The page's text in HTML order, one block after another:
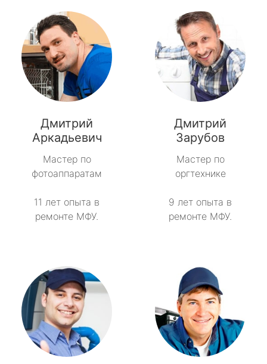
Дмитрий
Аркадьевич
Мастер по
фотоаппаратам
11 лет опыта в
ремонте МФУ.
Дмитрий
Зарубов
Мастер по
оргтехнике
9 лет опыта в
ремонте МФУ.